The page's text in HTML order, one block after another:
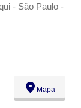
- São Paulo -
Mapa